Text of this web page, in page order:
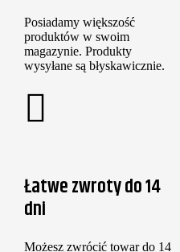
Posiadamy większość
produktów w swoim
magazynie. Produkty
wysyłane są błyskawicznie.
Łatwe zwroty do 14
dni
Możesz zwrócić towar do 14